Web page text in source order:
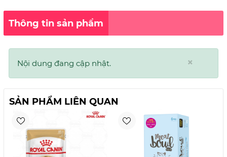
Thông tin sản phẩm
×
Nội dung đang cập nhật.
SẢN PHẨM LIÊN QUAN